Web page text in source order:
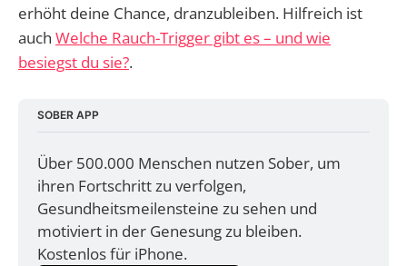
erhöht deine Chance, dranzubleiben. Hilfreich ist
auch Welche Rauch-Trigger gibt es – und wie
besiegst du sie?.
SOBER APP
Über 500.000 Menschen nutzen Sober, um
ihren Fortschritt zu verfolgen,
Gesundheitsmeilensteine zu sehen und
motiviert in der Genesung zu bleiben.
Kostenlos für iPhone.